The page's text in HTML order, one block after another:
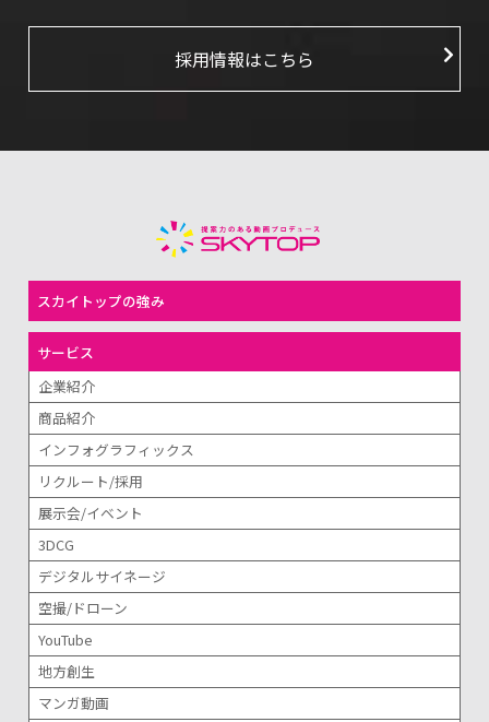
採用情報はこちら
スカイトップの強み
サービス
企業紹介
商品紹介
インフォグラフィックス
リクルート/採用
展示会/イベント
3DCG
デジタルサイネージ
空撮/ドローン
YouTube
地方創生
マンガ動画